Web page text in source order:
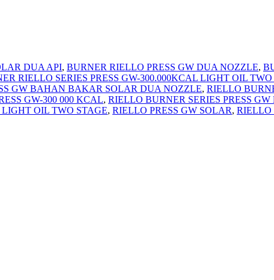
DUA API, BURNER RIELLO PRESS GW DUA NOZZLE,
RIELLO SERIES PRESS GW-300.000KCAL LIGHT OIL TWO
GW BAHAN BAKAR SOLAR DUA NOZZLE, RIELLO
GW-300 000 KCAL, RIELLO BURNER SERIES PRESS
OIL TWO STAGE, RIELLO PRESS GW SOLAR, RIELLO